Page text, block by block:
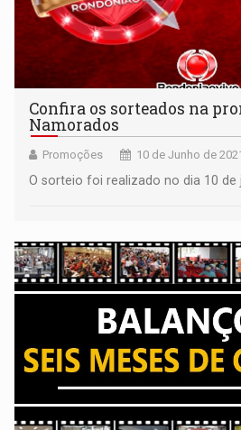
Confira os sorteados na
Namorados
Promoções 10 de Junho de
O sorteio foi realizado no dia 10 de